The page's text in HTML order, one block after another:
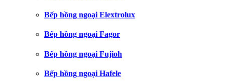
Bếp hồng ngoại Elextrolux
Bếp hồng ngoại Fagor
Bếp hồng ngoại Fujioh
Bếp hồng ngoại Hafele